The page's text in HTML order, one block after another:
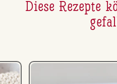
Diese Rezepte